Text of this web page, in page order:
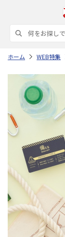
ホーム WEB特集